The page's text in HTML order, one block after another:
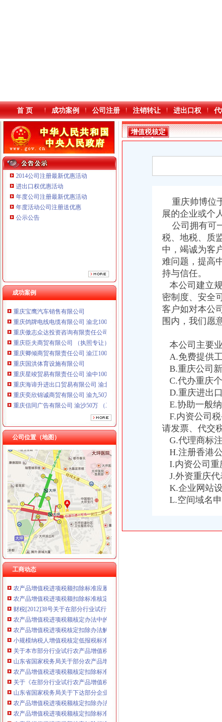
本站导航
首 页 成功案例 公司注册 注销转让 进出口权
2014公司注册最新优惠活动
进出口权优惠活动
年度公司注册最新优惠活动
年度活动公司注册送优惠
公示公告
成功案例
重庆鸽牌电线电缆有限公司 渝北10010万 (进出口权)
重庆傲志众达投资咨询有限责任公司 渝九1000万 （增资）
重庆臣夫商贸有限公司 （执照专让）
重庆奕欣锦诚商贸有限公司 渝九50万 （工商注册）
重庆信同广告有限公司 渝沙50万 （工商注册）
重庆三虹房地产营销策划有限公司
重庆鸽牌电线电缆有限公司 渝北10010万 (进出口权)
重庆傲志众达投资咨询有限责任公司 渝九1000万 （增资）
重庆臣夫商贸有限公司 （执照专让）
重庆卿倾商贸有限责任公司 渝江100万 （工商注册）
重庆国洪体育设施有限公司
重庆星竣贸易有限责任公司 渝中100万 （进出口权）
重庆海谛升进出口贸易有限公司 渝北100万 （进出口权）
重庆奕欣锦诚商贸有限公司 渝九50万 （工商注册）
重庆信同广告有限公司 渝沙50万 （工商注册）
重庆三虹房地产营销策划有限公司
公司位置（地图）
工商动态
增值税核定标准
上海市国税局关于下发本市部分试行农产品增值税进项税额核定扣除试
下列说法符合增值税发票核定服务的基本规范的有（）。_资料网
增值税进项税额扣除标准核定（依申请）
财政部国家税务总局关于在部分行业试行农产品增值税进项税额核定扣
财政部国家税务总局关于在部分行业试行农产品增值税进项税额核定
关于调整农产品增值税进项税额核定扣除标准的通知
增值税发票核定调整-安康市人民
改进农产品增值税核定扣除办法
新增知识点：农产品增值税进项税额核定办法_中华会计网校论坛
农产品增值税进项税额扣除标准核定申请表
财税[2012]38号关于在部分行业试行农产品增值税进项税额核定扣除办
农产品增值税进项税额核定办法中的公式
农产品增值税进项税核定扣除办法解读_税屋网——第一时间递财税
小规模纳税人增值税核定低报税标准会计凭证如何处理-我公司为商
关于本市部分行业试行农产品增值税进项税额核定扣除具体实施办法的
山东省国家税务局关于部分农产品增值税进项税额实行核定扣除办法的
农产品增值税进项税额核定扣除标准的核准
关于《在部分行业试行农产品增值税进项税额核定扣除办法有关问题的
山东省国家税务局关于下达部分企业农产品增值税进项税额核定扣除标
农产品增值税进项税额核定扣除办法-爱问知识人
农产品增值税进项税额核定扣除标准的核准（吉市国税局）
农产品增值税进项税额核定扣除标准的核准（吉市国税局）
增值税核定
标准
重庆帅博位
展的企业或个
公司拥有可
税、地税、质
中，竭诚为客
难问题，提高
持与信任。
本公司建立
密制度、安全
客户如对本公
围内，我们愿
本公司主要
A.免费提供
B.重庆公司
C.代办重庆
D.重庆进出
E.协助一般
F.内资公司
请发票、代交
G.代理商标
H.注册香港
I.内资公司重
J.外资重庆代
K.企业网站
L.空间域名